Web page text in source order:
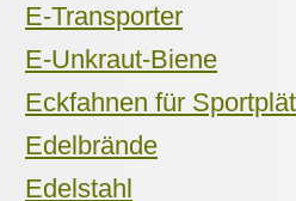
E-Transporter
E-Unkraut-Biene
Eckfahnen für
Edelbrände
Edelstahl